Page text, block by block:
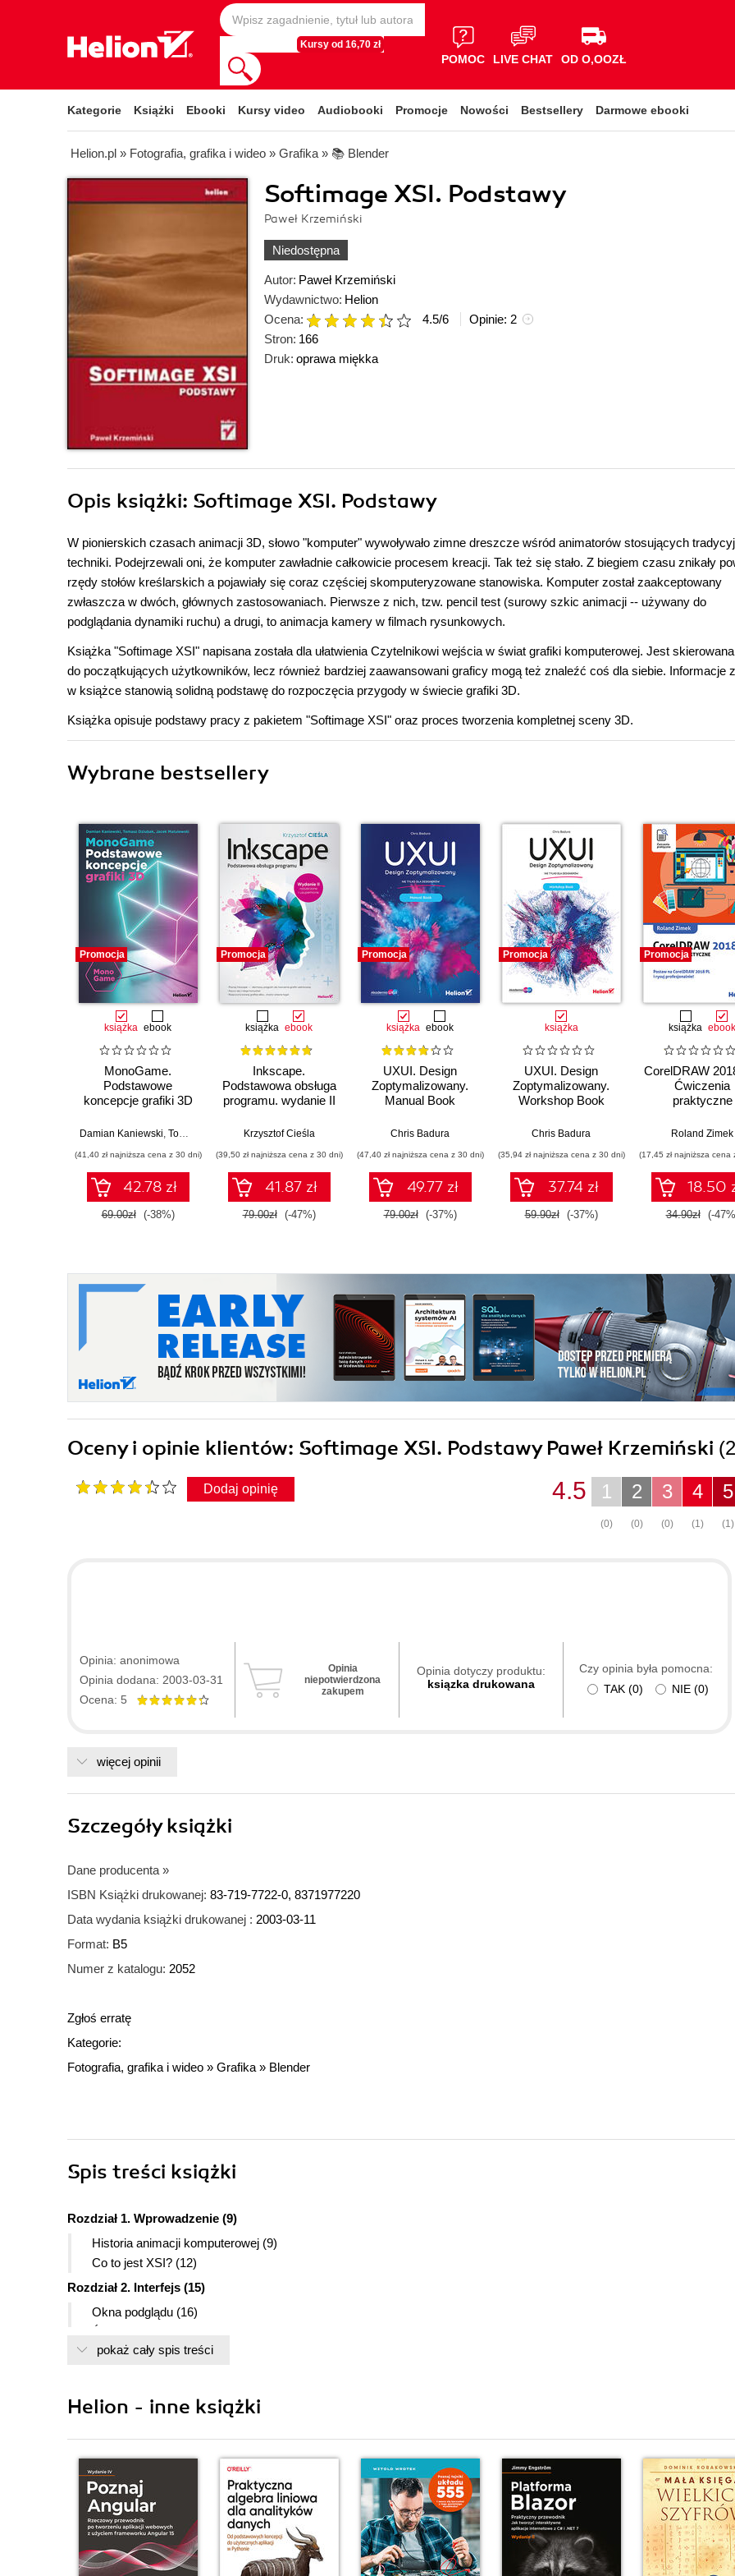
Kursy od 16,70 zł
POMOC LIVE CHAT OD O,OOZŁ
Kategorie Książki Ebooki Kursy video Audiobooki Promocje Nowości Bestsellery Darmowe ebooki
Helion.pl » Fotografia, grafika i wideo » Grafika » 📚 Blender
Softimage XSI. Podstawy
Paweł Krzemiński
Niedostępna
Autor: Paweł Krzemiński
Wydawnictwo: Helion
Ocena:
4.5/6 Opinie: 2
Stron: 166
Druk: oprawa miękka
Opis książki: Softimage XSI. Podstawy
W pionierskich czasach animacji 3D, słowo "komputer" wywoływało zimne dreszcze wśród animatorów stosujących
techniki. Podejrzewali oni, że komputer zawładnie całkowicie procesem kreacji. Tak też się stało. Z biegiem czasu znikały
rzędy stołów kreślarskich a pojawiały się coraz częściej skomputeryzowane stanowiska. Komputer został zaakceptowany
zwłaszcza w dwóch, głównych zastosowaniach. Pierwsze z nich, tzw. pencil test (surowy szkic animacji -- używany do
podglądania dynamiki ruchu) a drugi, to animacja kamery w filmach rysunkowych.
Książka "Softimage XSI" napisana została dla ułatwienia Czytelnikowi wejścia w świat grafiki komputerowej. Jest
do początkujących użytkowników, lecz również bardziej zaawansowani graficy mogą też znaleźć coś dla siebie. Informacje
w książce stanowią solidną podstawę do rozpoczęcia przygody w świecie grafiki 3D.
Książka opisuje podstawy pracy z pakietem "Softimage XSI" oraz proces tworzenia kompletnej sceny 3D.
Wybrane bestsellery
Promocja
książka ebook
MonoGame.
Podstawowe
koncepcje grafiki 3D
Damian Kaniewski, Tomasz Dziubak ,Jacek Matulewski
(41,40 zł najniższa cena z 30 dni)
42.78 zł
69.00zł (-38%)
Promocja
książka ebook
Inkscape.
Podstawowa obsługa
programu. wydanie II
uzupełnione
Krzysztof Cieśla
(39,50 zł najniższa cena z 30 dni)
41.87 zł
79.00zł (-47%)
Promocja
książka ebook
UXUI. Design
Zoptymalizowany.
Manual Book
Chris Badura
(47,40 zł najniższa cena z 30 dni)
49.77 zł
79.00zł (-37%)
Promocja
książka
UXUI. Design
Zoptymalizowany.
Workshop Book
Chris Badura
(35,94 zł najniższa cena z 30 dni)
37.74 zł
59.90zł (-37%)
Promocja
książka ebook
CorelDRAW
Ćwiczenia
praktyczne
Roland Zimek
(17,45 zł najniższa cena
18.50
34.90zł (-
Oceny i opinie klientów: Softimage XSI. Podstawy Paweł Krzemiński
Dodaj opinię 5
(1)
4
(1)
3
(0)
2
(0)
1
(0)
4.5
Opinia: anonimowa
Opinia dodana: 2003-03-31
Ocena: 5
Opinia
niepotwierdzona
zakupem
Opinia dotyczy produktu:
ksiązka drukowana
Czy opinia była pomocna:
TAK (0) NIE (0)
więcej opinii
Szczegółyksiążki
Dane producenta »
ISBN Książki drukowanej: 83-719-7722-0, 8371977220
Data wydania książki drukowanej : 2003-03-11
Format: B5
Numer z katalogu: 2052
Zgłoś erratę
Kategorie:
Fotografia, grafika i wideo » Grafika » Blender
Spis treści książki
Rozdział 1. Wprowadzenie (9)
Historia animacji komputerowej (9)
Co to jest XSI? (12)
Rozdział 2. Interfejs (15)
Okna podglądu (16)
Właściwości, edytor właściwości (19)
Edycja parametrów (20)
Browser (23)
Eksplorer (23)
Schematic view (23)
Spreadsheet view (23)
Netview (26)
Synoptic view (26)
pokaż cały spis treści
Helion - inne książki